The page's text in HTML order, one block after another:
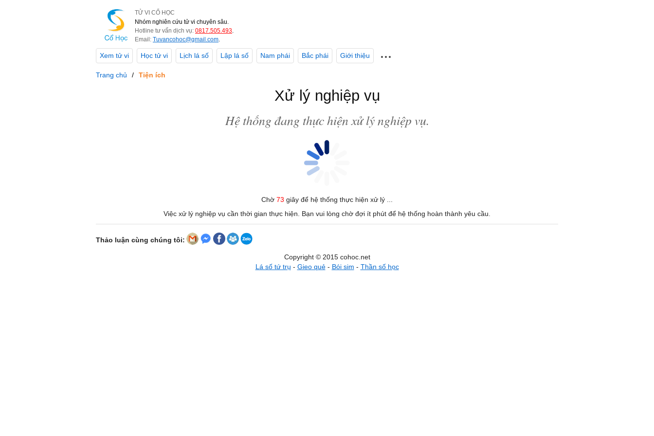
TỬ VI CỔ HỌC
Nhóm nghiên cứu tử vi chuyên sâu.
Hotline tư vấn dịch vụ: 0817.505.493.
Email: Tuvancohoc@gmail.com.
Xem tử vi Học tử vi Lịch lá số Lập lá số Nam phái Bắc phái Giới thiệu
Trang chủ Tiện ích
Xử lý nghiệp vụ
Hệ thống đang thực hiện xử lý nghiệp vụ.
Chờ 73 giây để hệ thống thực hiện xử lý ...
Việc xử lý nghiệp vụ cần thời gian thực hiện. Bạn vui lòng chờ đợi ít phút để hệ thống hoàn thành yêu cầu.
Thảo luận cùng chúng tôi:
Copyright © 2015 cohoc.net
Lá số tứ trụ - Gieo quẻ- Bói sim - Thần số học